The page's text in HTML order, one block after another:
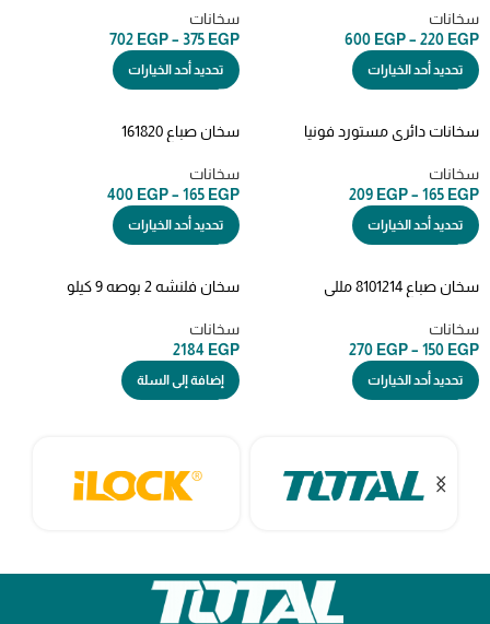
Type High
سخانات
220 EGP
–
600 EGP
تحديد أحد الخيارات
سخانات
375 EGP
–
702 EGP
تحديد أحد الخيارات
سخانات دائري مستورد فونيا
سخانات
165 EGP
–
209 EGP
تحديد أحد الخيارات
سخان صباع 161820
سخانات
165 EGP
–
400 EGP
تحديد أحد الخيارات
سخان صباع 8101214 مللي
سخانات
150 EGP
–
270 EGP
تحديد أحد الخيارات
سخان فلنشه 2 بوصه 9 كيلو
سخانات
2184 EGP
إضافة إلى السلة